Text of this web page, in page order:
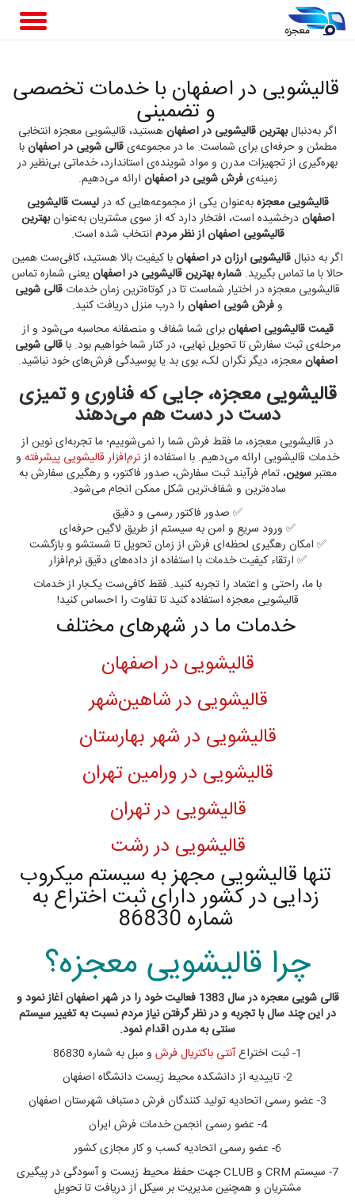
قالیشویی در اصفهان با خدمات تخصصی
و تضمینی
اگر به‌دنبالبهترین قالیشویی در اصفهانهستید، قالیشویی معجزه انتخابی
مطمئن و حرفه‌ای برای شماست. ما در مجموعه‌یقالی شویی در اصفهانبا
بهره‌گیری از تجهیزات مدرن و مواد شوینده‌ی استاندارد، خدماتی بی‌نظیر در
زمینه‌یفرش شویی در اصفهان ارائه می‌دهیم.
قالیشویی معجزهبه‌عنوان یکی از مجموعه‌هایی که درلیست قالیشویی
اصفهاندرخشیده است، افتخار دارد که از سوی مشتریان به‌عنوانبهترین
قالیشویی اصفهان از نظر مردم انتخاب شده است.
اگر به دنبالقالیشویی ارزان در اصفهانبا کیفیت بالا هستید، کافی‌ست همین
حالا با ما تماس بگیرید. شماره بهترین قالیشویی در اصفهانیعنی شماره تماس
قالیشویی معجزه در اختیار شماست تا در کوتاه‌ترین زمان خدمات قالی شویی
وفرش شویی اصفهان را درب منزل دریافت کنید.
قیمت قالیشویی اصفهانبرای شما شفاف و منصفانه محاسبه می‌شود و از
مرحله‌ی ثبت سفارش تا تحویل نهایی، در کنار شما خواهیم بود. باقالی شویی
اصفهانمعجزه، دیگر نگران لک، بوی بد یا پوسیدگی فرش‌های خود نباشید.
قالیشویی معجزه، جایی که فناوری و تمیزی
دست در دست هم می‌دهند
در قالیشویی معجزه، ما فقط فرش شما را نمی‌شوییم؛ ما تجربه‌ای نوین از
خدمات قالیشویی ارائه می‌دهیم. با استفاده ازنرم‌افزار قالیشویی پیشرفته و
معتبرسوین، تمام فرآیند ثبت سفارش، صدور فاکتور، و رهگیری سفارش به
ساده‌ترین و شفاف‌ترین شکل ممکن انجام می‌شود.
✅ صدور فاکتور رسمی و دقیق
✅ ورود سریع و امن به سیستم از طریق لاگین حرفه‌ای
✅ امکان رهگیری لحظه‌ای فرش از زمان تحویل تا شستشو و بازگشت
✅ ارتقاء کیفیت خدمات با استفاده از داده‌های دقیق نرم‌افزار
با ما، راحتی و اعتماد را تجربه کنید. فقط کافی‌ست یک‌بار از خدمات
قالیشویی معجزه استفاده کنید تا تفاوت را احساس کنید!
خدمات ما در شهرهای مختلف
قالیشویی در اصفهان
قالیشویی در شاهین‌شهر
قالیشویی در شهر بهارستان
قالیشویی در ورامین تهران
قالیشویی در تهران
قالیشویی در رشت
تنها قالیشویی مجهز به سیستم میکروب
زدایی در کشور دارای ثبت اختراع به
شماره 86830
چرا قالیشویی معجزه؟
قالی شویی معجره در سال 1383 فعالیت خود را در شهر اصفهان آغاز نمود و
در این چند سال با تجربه و در نظر گرفتن نیاز مردم نسبت به تغییر سیستم
سنتی به مدرن اقدام نمود.
1- ثبت اختراع
آنتی باکتریال فرش و مبل به شماره 86830
2- تاییدیه از دانشکده محیط زیست دانشگاه اصفهان
3- عضو رسمی اتحادیه تولید کنندگان فرش دستباف شهرستان اصفهان
4- عضو رسمی انجمن خدمات فرش ایران
6- عضو رسمی اتحادیه کسب و کار مجازی کشور
7- سیستم CRM و CLUB جهت حفظ محیط زیست و آسودگی در پیگیری
مشتریان و همچنین مدیریت بر سیکل از دریافت تا تحویل